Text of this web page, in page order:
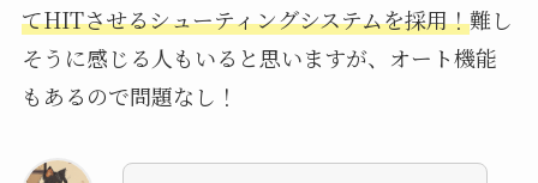
てHITさせるシューティングシステムを採用！難し
そうに感じる人もいると思いますが、オート機能
もあるので問題なし！